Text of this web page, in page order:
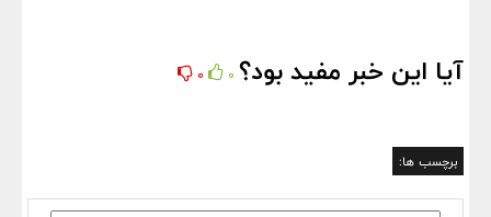
آیا این خبر مفید بود؟ 0
0
برچسب ها: